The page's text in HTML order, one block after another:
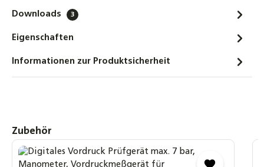
Röhrenkollektoren Fertiggemisch -28°C -
20,90 €
Digitales Vordruck Prüfgerät max. 7 bar,
Manometer, Vordruckmeßgerät für
Ausdehnungsgefäße
Downloads 3
Eigenschaften
Informationen zur Produktsicherheit
Produktgalerie überspringen
Zubehör